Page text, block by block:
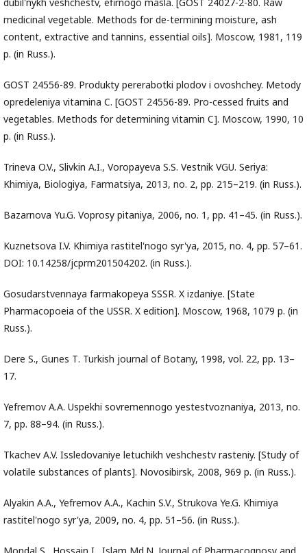
dubil'nykh veshchestv, efirnogo masla. [GOST 24027-2-80. Raw
medicinal vegetable. Methods for de-termining moisture, ash
content, extractive and tannins, essential oils]. Moscow, 1981, 119
p. (in Russ.).
GOST 24556-89. Produkty pererabotki plodov i ovoshchey. Metody
opredeleniya vitamina C. [GOST 24556-89. Pro-cessed fruits and
vegetables. Methods for determining vitamin C]. Moscow, 1990, 10
p. (in Russ.).
Trineva O.V., Slivkin A.I., Voropayeva S.S. Vestnik VGU. Seriya:
Khimiya, Biologiya, Farmatsiya, 2013, no. 2, pp. 215–219. (in Russ.).
Bazarnova Yu.G. Voprosy pitaniya, 2006, no. 1, pp. 41–45. (in Russ.).
Kuznetsova I.V. Khimiya rastitel'nogo syr'ya, 2015, no. 4, pp. 57–61.
DOI: 10.14258/jcprm201504202. (in Russ.).
Gosudarstvennaya farmakopeya SSSR. X izdaniye. [State
Pharmacopoeia of the USSR. X edition]. Moscow, 1968, 1079 p. (in
Russ.).
Dere S., Gunes Т. Turkish journal of Botany, 1998, vol. 22, pp. 13–
17.
Yefremov A.A. Uspekhi sovremennogo yestestvoznaniya, 2013, no.
7, pp. 88–94. (in Russ.).
Tkachev A.V. Issledovaniye letuchikh veshchestv rasteniy. [Study of
volatile substances of plants]. Novosibirsk, 2008, 969 p. (in Russ.).
Alyakin A.A., Yefremov A.A., Kachin S.V., Strukova Ye.G. Khimiya
rastitel'nogo syr'ya, 2009, no. 4, pp. 51–56. (in Russ.).